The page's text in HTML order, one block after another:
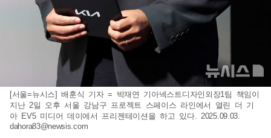
[서울=뉴시스] 배훈식 기자 = 박재연 기아넥스트디자인외장1팀 책임이
지난 2일 오후 서울 강남구 프로젝트 스페이스 라인에서 열린 더 기
아 EV5 미디어 데이에서 프리젠테이션을 하고 있다. 2025.09.03.
dahora83@newsis.com